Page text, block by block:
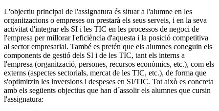
L'objectiu principal de l'assignatura és situar a l'alumne en les
organitzacions o empreses on prestarà els seus serveis, i en la seva
activitat d'integrar els SI i les TIC en les processos de negoci de
l'empresa per millorar l'eficiència d'aquesta i la posició competitiva
al sector empresarial. També es pretén que els alumnes coneguin els
components de gestió dels SI i de les TIC, tant els interns a
l'empresa (organització, persones, recursos econòmics, etc.), com els
externs (aspectes sectorials, mercat de les TIC, etc.), de forma que
s'optimitzin les inversions i despeses en SI/TIC. Tot això es concreta
amb els següents objectius que han d´assolir els alumnes que cursin
l'assignatura: